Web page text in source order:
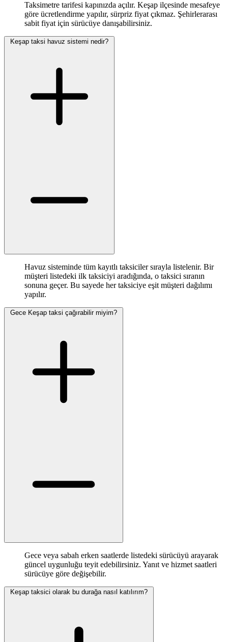
Taksimetre tarifesi kapınızda açılır. Keşap ilçesinde mesafeye
göre ücretlendirme yapılır, sürpriz fiyat çıkmaz. Şehirlerarası
sabit fiyat için sürücüye danışabilirsiniz.
Keşap taksi havuz sistemi nedir?
Havuz sisteminde tüm kayıtlı taksiciler sırayla listelenir. Bir
müşteri listedeki ilk taksiciyi aradığında, o taksici sıranın
sonuna geçer. Bu sayede her taksiciye eşit müşteri dağılımı
yapılır.
Gece Keşap taksi çağırabilir miyim?
Gece veya sabah erken saatlerde listedeki sürücüyü arayarak
güncel uygunluğu teyit edebilirsiniz. Yanıt ve hizmet saatleri
sürücüye göre değişebilir.
Keşap taksici olarak bu durağa nasıl katılırım?